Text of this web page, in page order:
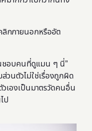
ลิกภายนอกหรืออัต
ชอบคนที่ดูแมน ๆ นี่”
วนตัวไม่ใช่เรื่องถูกผิด
วเองเป็นมาตรวัดคนอื่น
ป